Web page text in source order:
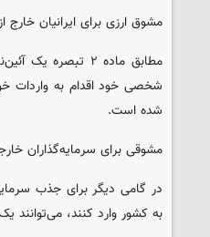
مشوق ارزی برای ایرانیان خارج
مطابق ماده ۲
شخصی خود اقدام به واردات
شده است.
مشوقی برای سرمایه‌گذاران
به کشور وارد کنند، می‌توانند یک دستگاه